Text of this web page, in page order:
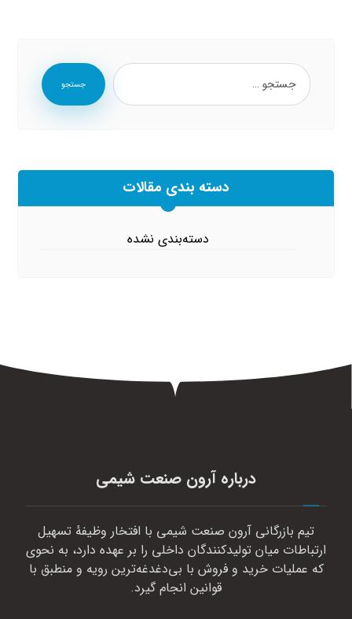
جستجو
دسته بندی مقالات
دسته‌بندی نشده
درباره آرون صنعت شیمی
تیم بازرگانی آرون صنعت شیمی با افتخار وظیفهٔ تسهیل
ارتباطات میان تولیدکنندگان داخلی را بر عهده دارد، به نحوی
که عملیات خرید و فروش با بی‌دغدغه‌ترین رویه و منطبق با
قوانین انجام گیرد.